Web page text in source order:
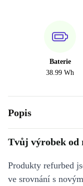
Baterie
38.99 Wh
Popis
Tvůj výrobek od
Produkty refurbed
ve srovnání s